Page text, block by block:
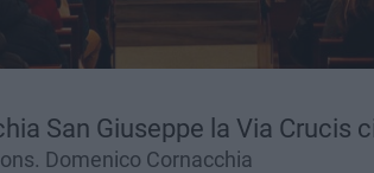
San Giuseppe la Via Crucis
Domenico Cornacchia